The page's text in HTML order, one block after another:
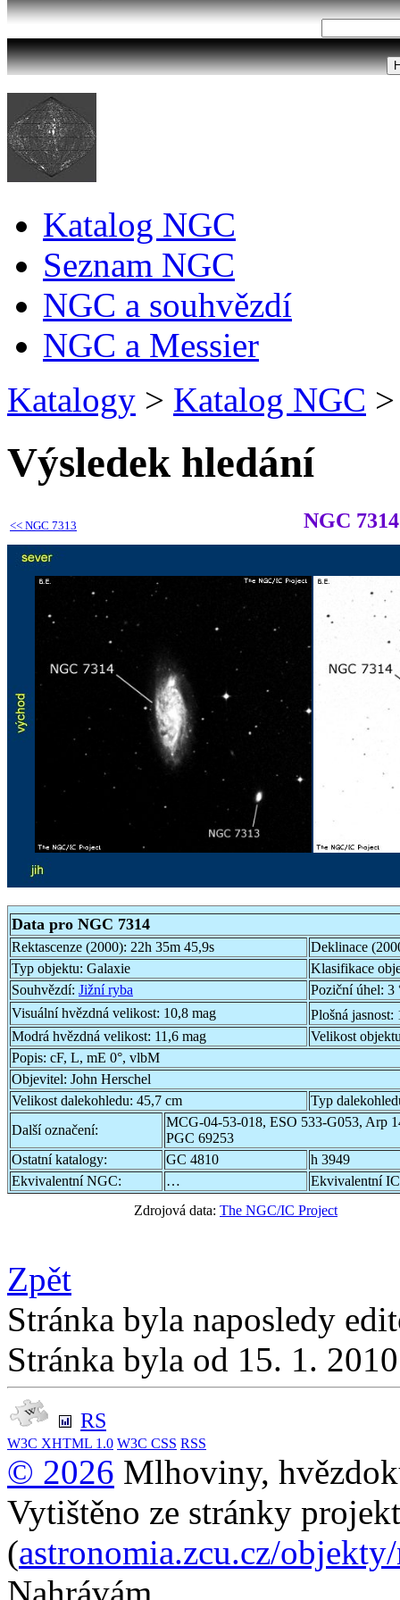
Katalog NGC
Seznam NGC
NGC a souhvězdí
NGC a Messier
Katalogy > Katalog NGC >
Výsledek hledání
<< NGC 7313 NGC 7314
Data pro NGC 7314
Rektascenze (2000): 22h 35m 45,9s
Deklinace
Typ objektu: Galaxie
Klasifikace
Souhvězdí: Jižní ryba Poziční úhel: 3
Visuální hvězdná velikost: 10,8 mag Plošná jasnost:
Modrá hvězdná velikost: 11,6 mag
Velikost
Popis: cF, L, mE 0°, vlbM
Objevitel: John Herschel
Velikost dalekohledu: 45,7 cm
Typ
Další označení:
MCG-04-53-018, ESO 533-G053, Arp
PGC 69253
Ostatní katalogy:
GC 4810
h 3949
Ekvivalentní NGC:
…
Ekvivalentní
Zdrojová data: The NGC/IC Project
Zpět
Stránka byla naposledy
Stránka byla od 15. 1.
RS
W3C XHTML 1.0 W3C CSS RSS
© 2026 Mlhoviny,
Vytištěno ze stránky
(astronomia.zcu.cz/
Nahrávám...